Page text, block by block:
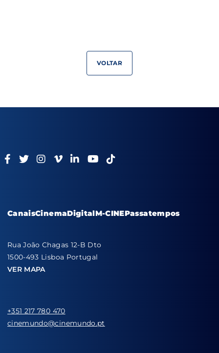
VOLTAR
CanaisCinemaDigitalM-CINEPassatempos
Rua João Chagas 12-B Dto
1500-493 Lisboa Portugal
VER MAPA
+351 217 780 470
cinemundo@cinemundo.pt